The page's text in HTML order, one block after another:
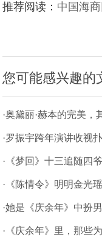
推荐阅读： 中国海商
您可能感兴趣的
·奥黛丽·赫本的完美，
·罗振宇跨年演讲收视
一
·《梦回》十三追随四
帽子王
·《陈情令》明明金光
拜？
·她是《庆余年》中扮
贼帅
·《庆余年》里，那些